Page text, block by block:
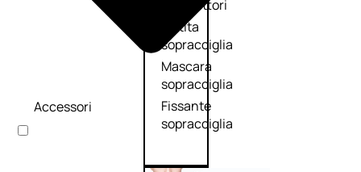
e correttori
Matita
sopracciglia
Mascara
sopracciglia
Fissante
sopracciglia
Accessori